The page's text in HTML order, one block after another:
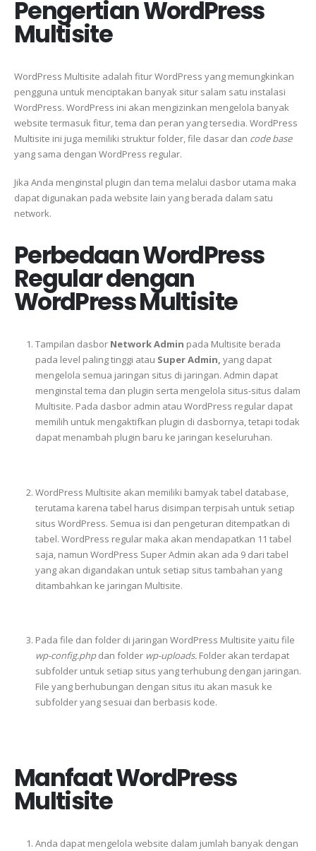
Pengertian WordPress
Multisite
WordPress Multisite adalah fitur WordPress yang memungkinkan
pengguna untuk menciptakan banyak situr salam satu instalasi
WordPress. WordPress ini akan mengizinkan mengelola banyak
website termasuk fitur, tema dan peran yang tersedia. WordPress
Multisite ini juga memiliki struktur folder, file dasar dan code base
yang sama dengan WordPress regular.
Jika Anda menginstal plugin dan tema melalui dasbor utama maka
dapat digunakan pada website lain yang berada dalam satu
network.
Perbedaan WordPress
Regular dengan
WordPress Multisite
Tampilan dasbor Network Admin pada Multisite berada
pada level paling tinggi atau Super Admin, yang dapat
mengelola semua jaringan situs di jaringan. Admin dapat
menginstal tema dan plugin serta mengelola situs-situs dalam
Multisite. Pada dasbor admin atau WordPress regular dapat
memilih untuk mengaktifkan plugin di dasbornya, tetapi todak
dapat menambah plugin baru ke jaringan keseluruhan.
WordPress Multisite akan memiliki bamyak tabel database,
terutama karena tabel harus disimpan terpisah untuk setiap
situs WordPress. Semua isi dan pengeturan ditempatkan di
tabel. WordPress regular maka akan mendapatkan 11 tabel
saja, namun WordPress Super Admin akan ada 9 dari tabel
yang akan digandakan untuk setiap situs tambahan yang
ditambahkan ke jaringan Multisite.
Pada file dan folder di jaringan WordPress Multisite yaitu file
wp-config.phpdan folderwp-uploads. Folder akan terdapat
subfolder untuk setiap situs yang terhubung dengan jaringan.
File yang berhubungan dengan situs itu akan masuk ke
subfolder yang sesuai dan berbasis kode.
Manfaat WordPress
Multisite
Anda dapat mengelola website dalam jumlah banyak dengan